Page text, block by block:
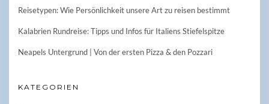
Reisetypen: Wie Persönlichkeit unsere Art zu reisen bestimmt
Kalabrien Rundreise: Tipps und Infos für Italiens Stiefelspitze
Neapels Untergrund | Von der ersten Pizza & den Pozzari
KATEGORIEN